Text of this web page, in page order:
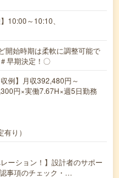
憩】10:00～10:10、
開始時期は柔軟に調整可能で
早期決定！〇
例】月収392,480円～
円×実働7.67H×週5日勤務
り）
ーション！】設計者のサポー
事項のチェック・…